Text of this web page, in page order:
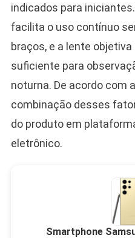
indicados para
facilita o uso contínuo
braços, e a lente
suficiente para
noturna. De acordo com
combinação desses
do produto em
eletrônico.
Smartphone